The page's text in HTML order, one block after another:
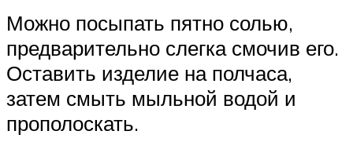
Можно посыпать пятно солью,
предварительно слегка смочив его.
Оставить изделие на полчаса,
затем смыть мыльной водой и
прополоскать.